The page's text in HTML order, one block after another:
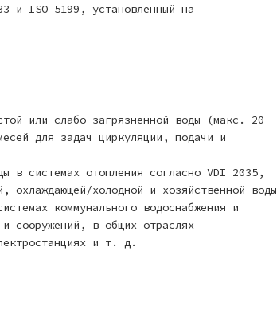
и ISO 5199, установленный на
или слабо загрязненной воды (макс. 20
для задач циркуляции, подачи и
в системах отопления согласно VDI 2035,
охлаждающей/холодной и хозяйственной воды
коммунального водоснабжения и
сооружений, в общих отраслях
и т. д.